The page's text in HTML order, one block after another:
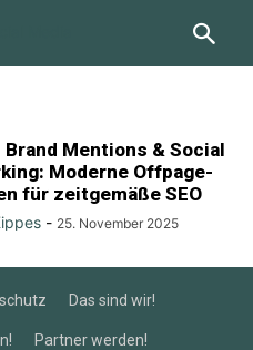
Brand Mentions & Social
Moderne Offpage-
für zeitgemäße SEO
- 25. November 2025
Das sind wir!
Partner werden!